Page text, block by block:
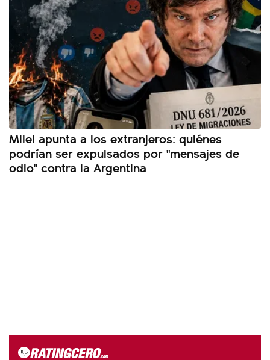
Milei apunta a los extranjeros: quiénes
podrían ser expulsados por "mensajes de
odio" contra la Argentina